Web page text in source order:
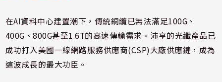
在AI資料中心建置潮下，傳統銅纜已無法滿足100G、
400G、800G甚至1.6T的高速傳輸需求。沛亨的光纖產品已
成功打入美國一線網路服務供應商(CSP)大廠供應鏈，成為
這波成長的最大功臣。